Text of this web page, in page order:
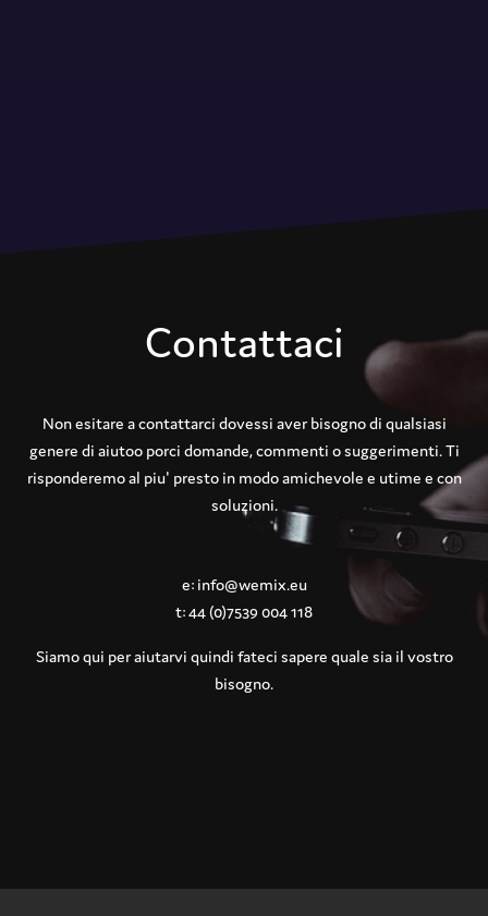
Contattaci
Non esitare a contattarci dovessi aver bisogno di qualsiasi
genere di aiutoo porci domande, commenti o suggerimenti. Ti
risponderemo al piu' presto in modo amichevole e utime e con
soluzioni.
e: info@wemix.eu
t: 44 (0)7539 004 118
Siamo qui per aiutarvi quindi fateci sapere quale sia il vostro
bisogno.